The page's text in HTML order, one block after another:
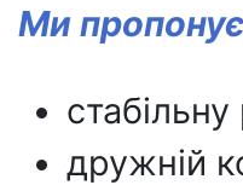
Ми
дружній